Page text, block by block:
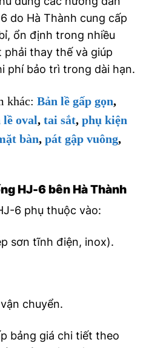
do Hà Thành cung cấp
ổn định trong nhiều
phải thay thế và giúp
phí bảo trì trong dài hạn.
khác: Bản lề gấp gọn,
lề oval, tai sắt, phụ kiện
bàn, pát gập vuông,
HJ-6 bên Hà Thành
6 phụ thuộc vào:
sơn tĩnh điện, inox).
chuyển.
bảng giá chi tiết theo